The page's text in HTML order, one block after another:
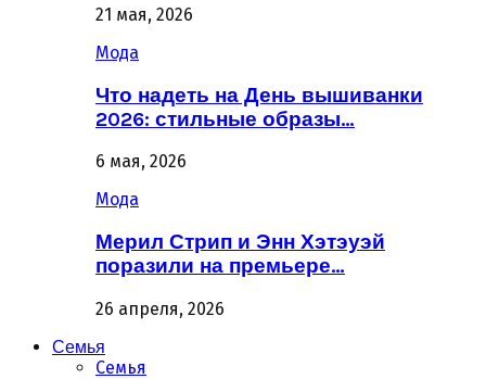
21 мая, 2026
Мода
Что надеть на День вышиванки
2026: стильные образы…
6 мая, 2026
Мода
Мерил Стрип и Энн Хэтэуэй
поразили на премьере…
26 апреля, 2026
Семья
Семья